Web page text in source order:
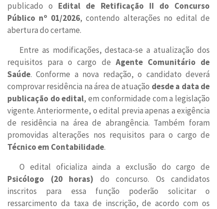
publicado o Edital de Retificação II do Concurso
Público nº 01/2026, contendo alterações no edital de
abertura do certame.
Entre as modificações, destaca-se a atualização dos
requisitos para o cargo de Agente Comunitário de
Saúde. Conforme a nova redação, o candidato deverá
comprovar residência na área de atuação desde a data de
publicação do edital, em conformidade com a legislação
vigente. Anteriormente, o edital previa apenas a exigência
de residência na área de abrangência. Também foram
promovidas alterações nos requisitos para o cargo de
Técnico em Contabilidade.
O edital oficializa ainda a exclusão do cargo de
Psicólogo (20 horas) do concurso. Os candidatos
inscritos para essa função poderão solicitar o
ressarcimento da taxa de inscrição, de acordo com os